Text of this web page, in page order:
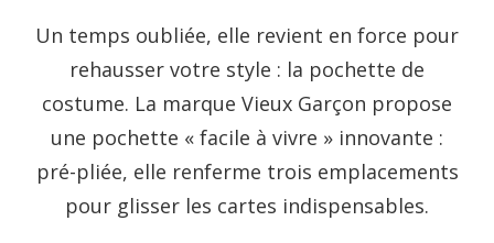
Un temps oubliée, elle revient en force pour
rehausser votre style : la pochette de
costume. La marque Vieux Garçon propose
une pochette « facile à vivre » innovante :
pré-pliée, elle renferme trois emplacements
pour glisser les cartes indispensables.